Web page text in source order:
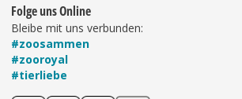
Folge uns Online
Bleibe mit uns verbunden:
#zoosammen
#zooroyal
#tierliebe